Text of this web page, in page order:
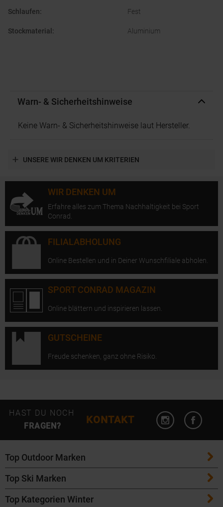
Schlaufen: Fest
Stockmaterial : Aluminium
Warn- & Sicherheitshinweise
Keine Warn- & Sicherheitshinweise laut Hersteller.
UNSERE WIR DENKEN UM KRITERIEN
WIR DENKEN UM
Erfahre alles zum Thema Nachhaltigkeit bei Sport
Conrad.
FILIALABHOLUNG
Online Bestellen und in Deiner Wunschfiliale abholen.
SPORT CONRAD MAGAZIN
Online blättern und inspirieren lassen.
GUTSCHEINE
Freude schenken, ganz ohne Risiko.
HAST DU NOCH
FRAGEN?
KONTAKT
Instagram
Top Outdoor Marken
Patagonia
Maloja
Top Ski Marken
ATK Bindungen
Top Kategorien Winter